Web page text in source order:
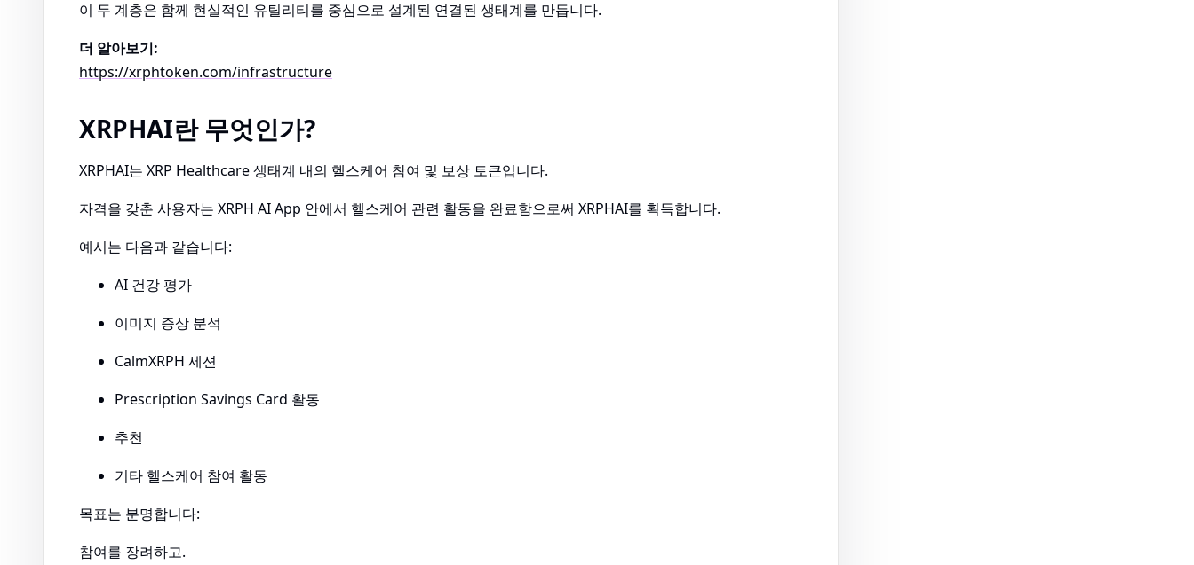
이 두 계층은 함께 현실적인 유틸리티를 중심으로 설계된 연결된 생태계를 만듭니다.
더 알아보기:
https://xrphtoken.com/infrastructure
XRPHAI란 무엇인가?
XRPHAI는 XRP Healthcare 생태계 내의 헬스케어 참여 및 보상 토큰입니다.
자격을 갖춘 사용자는 XRPH AI App 안에서 헬스케어 관련 활동을 완료함으로써 XRPHAI를 획득합니다.
예시는 다음과 같습니다:
AI 건강 평가
이미지 증상 분석
CalmXRPH 세션
Prescription Savings Card 활동
추천
기타 헬스케어 참여 활동
목표는 분명합니다:
참여를 장려하고.